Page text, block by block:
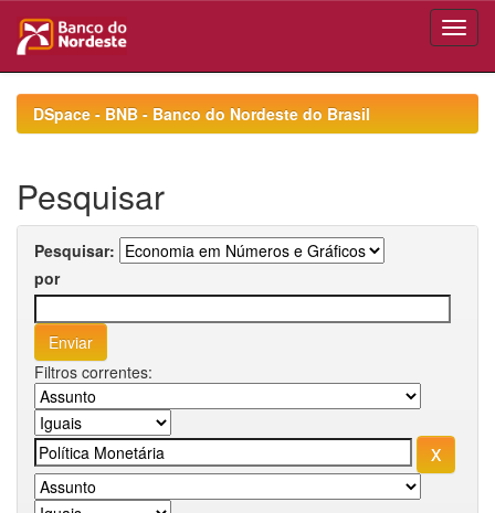
navigationDSpace - BNB - Banco do Nordeste do Brasil
Pesquisar
Pesquisar:
por
Filtros correntes: